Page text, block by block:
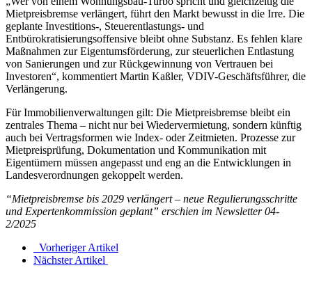
Mietpreisbremse verlängert, führt den Markt bewusst in die Irre. Die
geplante Investitions-, Steuerentlastungs- und
Entbürokratisierungsoffensive bleibt ohne Substanz. Es fehlen klare
Maßnahmen zur Eigentumsförderung, zur steuerlichen Entlastung
von Sanierungen und zur Rückgewinnung von Vertrauen bei
Investoren“, kommentiert Martin Kaßler, VDIV-Geschäftsführer, die
Verlängerung.
Für Immobilienverwaltungen gilt: Die Mietpreisbremse bleibt ein
zentrales Thema – nicht nur bei Wiedervermietung, sondern künftig
auch bei Vertragsformen wie Index- oder Zeitmieten. Prozesse zur
Mietpreisprüfung, Dokumentation und Kommunikation mit
Eigentümern müssen angepasst und eng an die Entwicklungen in
Landesverordnungen gekoppelt werden.
“Mietpreisbremse bis 2029 verlängert – neue Regulierungsschritte
und Expertenkommission geplant” erschien im Newsletter 04-
2/2025
Vorheriger Artikel
Nächster Artikel